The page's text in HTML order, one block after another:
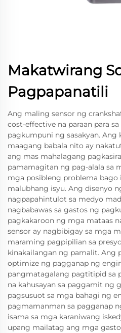
Makatwirang
Pagpapanatili
Ang maling sensor ng
cost-effective na paraan para
pagkumpuni ng sasakyan.
maagang babala nito ay
ang mas mahalagang
pamamagitan ng pag-alala sa
mga posibleng problema
malubhang isyu. Ang disenyo
nagpapahintulot sa medyo
nagbabawas sa gastos ng
pagkakaroon ng mga mataas
sensor ay nagbibigay sa mga
maraming pagpipilian sa
kinakailangan ng pamalit. Ang
optimize ng pagganap ng
pangmatagalang pagtitipid sa
na kahusayan sa paggamit ng
pagsusuot sa mga bahagi ng
pagmamanman sa pagganap
isama sa mga karaniwang
upang mailatag ang mga